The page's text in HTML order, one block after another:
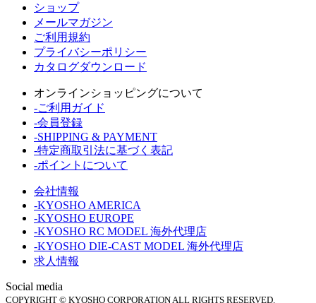
ショップ
メールマガジン
ご利用規約
プライバシーポリシー
カタログダウンロード
オンラインショッピングについて
-ご利用ガイド
-会員登録
-SHIPPING & PAYMENT
-特定商取引法に基づく表記
-ポイントについて
会社情報
-KYOSHO AMERICA
-KYOSHO EUROPE
-KYOSHO RC MODEL 海外代理店
-KYOSHO DIE-CAST MODEL 海外代理店
求人情報
Social media
COPYRIGHT © KYOSHO CORPORATION ALL RIGHTS RESERVED.